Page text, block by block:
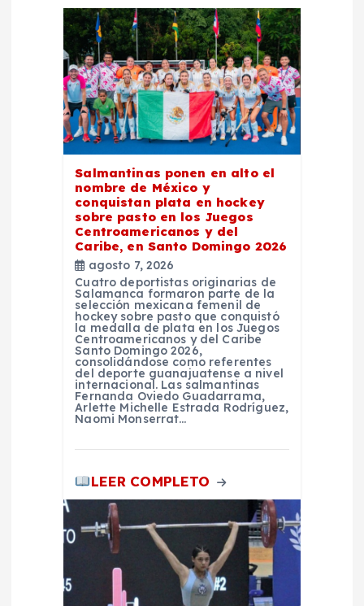
Salmantinas ponen en alto el
nombre de México y
conquistan plata en hockey
sobre pasto en los Juegos
Centroamericanos y del
Caribe, en Santo Domingo 2026
agosto 7, 2026
Cuatro deportistas originarias de
Salamanca formaron parte de la
selección mexicana femenil de
hockey sobre pasto que conquistó
la medalla de plata en los Juegos
Centroamericanos y del Caribe
Santo Domingo 2026,
consolidándose como referentes
del deporte guanajuatense a nivel
internacional. Las salmantinas
Fernanda Oviedo Guadarrama,
Arlette Michelle Estrada Rodríguez,
Naomi Monserrat…
LEER COMPLETO